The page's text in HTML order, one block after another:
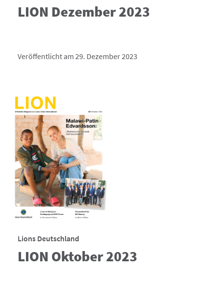
LION Dezember 2023
Veröffentlicht am 29. Dezember 2023
Lions Deutschland
LION Oktober 2023